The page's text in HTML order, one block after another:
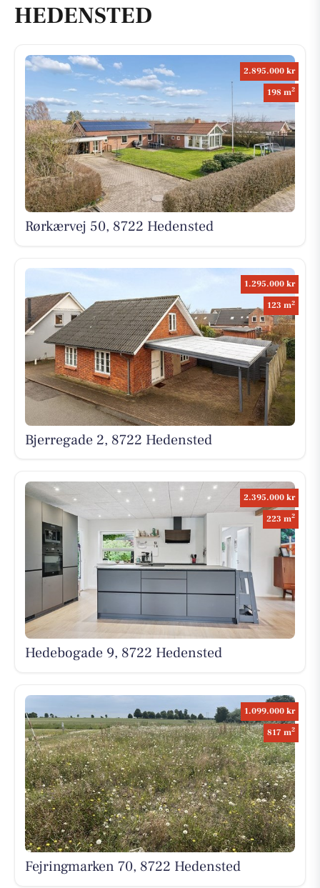
HEDENSTED
2.895.000 kr
198 m2
Rørkærvej 50, 8722 Hedensted
1.295.000 kr
123 m2
Bjerregade 2, 8722 Hedensted
2.395.000 kr
223 m2
Hedebogade 9, 8722 Hedensted
1.099.000 kr
817 m2
Fejringmarken 70, 8722 Hedensted